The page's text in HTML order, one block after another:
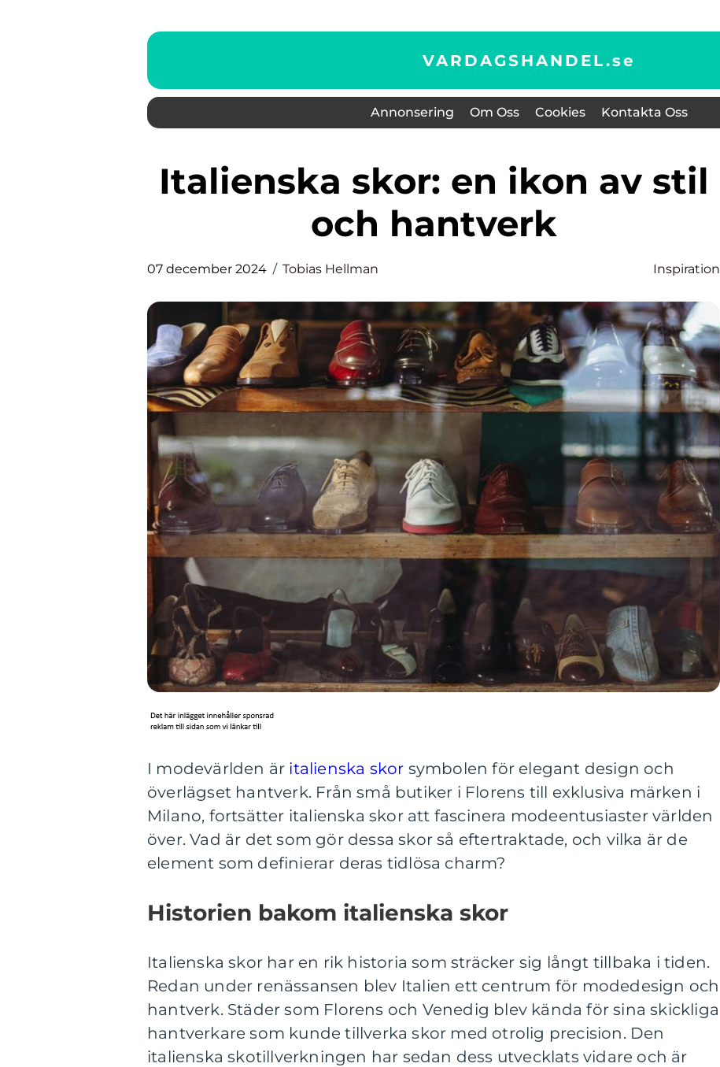
VARDAGSHANDEL.se
Annonsering Om Oss Cookies Kontakta Oss
Italienska skor: en ikon av stil
och hantverk
07 december 2024 Tobias Hellman Inspiration
I modevärlden är italienska skor symbolen för elegant design och
överlägset hantverk. Från små butiker i Florens till exklusiva märken i
Milano, fortsätter italienska skor att fascinera modeentusiaster världen
över. Vad är det som gör dessa skor så eftertraktade, och vilka är de
element som definierar deras tidlösa charm?
Historien bakom italienska skor
Italienska skor har en rik historia som sträcker sig långt tillbaka i tiden.
Redan under renässansen blev Italien ett centrum för modedesign och
hantverk. Städer som Florens och Venedig blev kända för sina skickliga
hantverkare som kunde tillverka skor med otrolig precision. Den
italienska skotillverkningen har sedan dess utvecklats vidare och är